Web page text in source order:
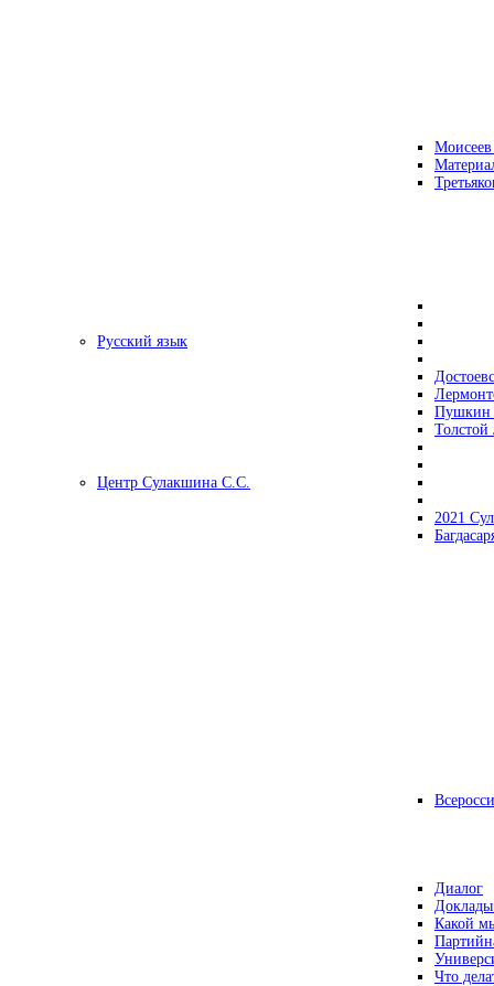
Русский язык
Центр Сулакшина С.С.
2021
Диалог
Какой
Что